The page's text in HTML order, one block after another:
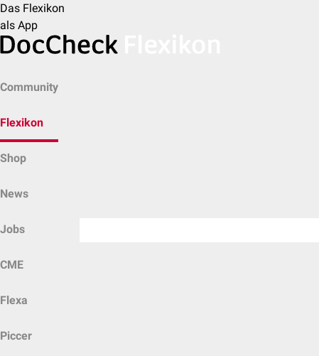
Das Flexikon
als App
Community
Flexikon
Shop
News
Jobs
CME
Flexa
Piccer